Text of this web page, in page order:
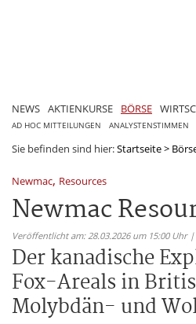
NEWS AKTIENKURSE BÖRSE
AD HOC MITTEILUNGEN ANALYSTENSTIMMEN
Sie befinden sind hier:Startseite>
Newmac, Resources
Newmac
Veröffentlicht am: 28.03.2026 um 15:00 Uhr
Der kanadische
Fox-Areals in
Molybdän- und